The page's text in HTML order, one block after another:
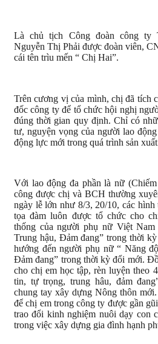
Là chủ tịch Công đoàn công ty
Nguyễn Thị Phải được đoàn viên,
cái tên trìu mến “ Chị Hai”.
Trên cương vị của mình, chị đã tích
đốc công ty để tổ chức hội nghị
đúng thời gian quy định. Chỉ có
tư, nguyện vọng của người lao
động lực mới trong quá trình sản
Với lao động đa phần là nữ
công được chị và BCH thường
ngày lễ lớn như 8/3, 20/10, các hình
tọa đàm luôn được tổ chức cho
thống của người phụ nữ Việt
Trung hậu, Đảm đang” trong thời
hướng đến người phụ nữ “ Năng
Đảm đang” trong thời kỳ đổi mới.
cho chị em học tập, rèn luyện theo
tin, tự trọng, trung hâu, đảm
chung tay xây dựng Nông thôn
để chị em trong công ty được gần
trao đổi kinh nghiệm nuôi dạy con
trong việc xây dựng gia đình hạnh